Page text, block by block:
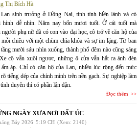
Thị Bích Hà
sinh trưởng ở Đồng Nai, tính tình hiền lành và có
hình dễ nhìn. Năm nay bốn mươi tuổi. Ở cái tuổi mà
người phụ nữ đã có con vào đại học, cô trở về căn hộ của
chiều với một chùm chìa khóa và sự im lặng. Từ ban
mười sáu nhìn xuống, thành phố đêm nào cũng sáng
cộ vẫn xuôi ngược, những ô cửa vẫn hắt ra ánh đèn
ấm áp. Chỉ có căn hộ của Lan, nhiều lúc rộng đến mức
tiếng dép của chính mình trên nền gạch. Sự nghiệp làm
duyên thì có phần lận đận.
Đọc thêm
NGÀY XƯA NƠI ĐẤT ÚC
Bảy 2026 5:19 CH (Xem: 2140)